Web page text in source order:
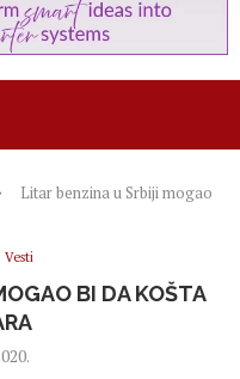
Litar benzina u Srbiji mogao
Vesti
BI DA KOŠTA